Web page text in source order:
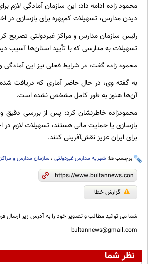
محمود زاده ادامه داد: این سازمان آمادگی
دیدن مدارس، تسهیلات کم‌بهره برای بازسازی در
تسهیلات به مدارسی که با تأیید استان‌ها آسیب
محمود زاده گفت: در شرایط فعلی نیز این
آن‌ها هنوز به طور کامل مشخص نشده است.
محمودزاده خاطرنشان کرد: پس از بررسی
بازسازی یا حمایت مالی هستند، تسهیلات لازم در
برای ایران عزیز نقش‌آفرینی کنند.
برچسب ها: شهریه مدارس غیردولتی، سازمان مدارس و
گزارش خطا
شما می توانید مطالب و تصاویر خود را به آدرس زیر ارسال
bultannews@gmail.com
نظر شما